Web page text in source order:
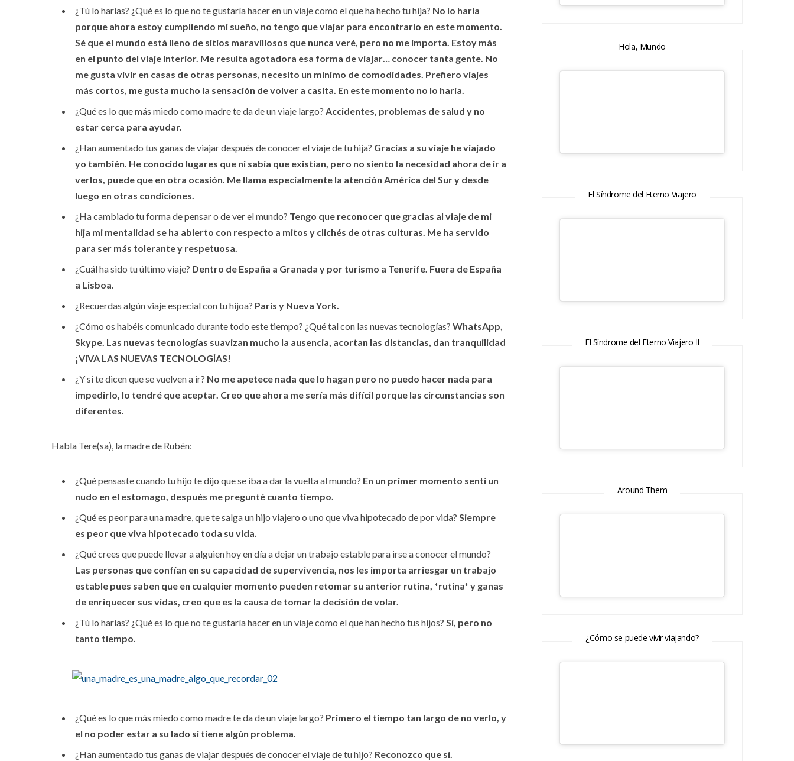
¿Tú lo harías? ¿Qué es lo que no te gustaría hacer en un viaje como el que ha hecho tu hija? No lo haría
porque ahora estoy cumpliendo mi sueño, no tengo que viajar para encontrarlo en este momento.
Sé que el mundo está lleno de sitios maravillosos que nunca veré, pero no me importa. Estoy más
en el punto del viaje interior. Me resulta agotadora esa forma de viajar… conocer tanta gente. No
me gusta vivir en casas de otras personas, necesito un mínimo de comodidades. Prefiero viajes
más cortos, me gusta mucho la sensación de volver a casita. En este momento no lo haría.
¿Qué es lo que más miedo como madre te da de un viaje largo? Accidentes, problemas de salud y no
estar cerca para ayudar.
¿Han aumentado tus ganas de viajar después de conocer el viaje de tu hija? Gracias a su viaje he viajado
yo también. He conocido lugares que ni sabía que existían, pero no siento la necesidad ahora de ir a
verlos, puede que en otra ocasión. Me llama especialmente la atención América del Sur y desde
luego en otras condiciones.
¿Ha cambiado tu forma de pensar o de ver el mundo? Tengo que reconocer que gracias al viaje de mi
hija mi mentalidad se ha abierto con respecto a mitos y clichés de otras culturas. Me ha servido
para ser más tolerante y respetuosa.
¿Cuál ha sido tu último viaje? Dentro de España a Granada y por turismo a Tenerife. Fuera de España
a Lisboa.
¿Recuerdas algún viaje especial con tu hijoa? París y Nueva York.
¿Cómo os habéis comunicado durante todo este tiempo? ¿Qué tal con las nuevas tecnologías? WhatsApp,
Skype. Las nuevas tecnologías suavizan mucho la ausencia, acortan las distancias, dan tranquilidad
¡VIVA LAS NUEVAS TECNOLOGÍAS!
¿Y si te dicen que se vuelven a ir? No me apetece nada que lo hagan pero no puedo hacer nada para
impedirlo, lo tendré que aceptar. Creo que ahora me sería más difícil porque las circunstancias son
diferentes.
Habla Tere(sa), la madre de Rubén:
¿Qué pensaste cuando tu hijo te dijo que se iba a dar la vuelta al mundo? En un primer momento sentí un
nudo en el estomago, después me pregunté cuanto tiempo.
¿Qué es peor para una madre, que te salga un hijo viajero o uno que viva hipotecado de por vida? Siempre
es peor que viva hipotecado toda su vida.
¿Qué crees que puede llevar a alguien hoy en día a dejar un trabajo estable para irse a conocer el mundo?
Las personas que confían en su capacidad de supervivencia, nos les importa arriesgar un trabajo
estable pues saben que en cualquier momento pueden retomar su anterior rutina, *rutina* y ganas
de enriquecer sus vidas, creo que es la causa de tomar la decisión de volar.
¿Tú lo harías? ¿Qué es lo que no te gustaría hacer en un viaje como el que han hecho tus hijos? Sí, pero no
tanto tiempo.
¿Qué es lo que más miedo como madre te da de un viaje largo? Primero el tiempo tan largo de no verlo, y
el no poder estar a su lado si tiene algún problema.
¿Han aumentado tus ganas de viajar después de conocer el viaje de tu hijo? Reconozco que sí.
Hola, Mundo
El Síndrome del Eterno Viajero
El Síndrome del Eterno Viajero II
Around Them
¿Cómo se puede vivir viajando?